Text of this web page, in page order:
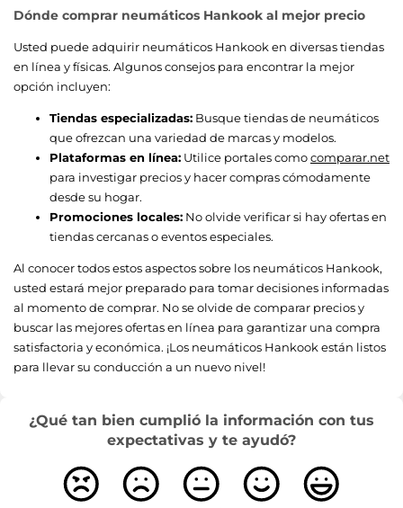
Dónde comprar neumáticos Hankook al mejor precio
Usted puede adquirir neumáticos Hankook en diversas tiendas
en línea y físicas. Algunos consejos para encontrar la mejor
opción incluyen:
Tiendas especializadas: Busque tiendas de neumáticos
que ofrezcan una variedad de marcas y modelos.
Plataformas en línea: Utilice portales comocomparar.net
para investigar precios y hacer compras cómodamente
desde su hogar.
Promociones locales: No olvide verificar si hay ofertas en
tiendas cercanas o eventos especiales.
Al conocer todos estos aspectos sobre los neumáticos Hankook,
usted estará mejor preparado para tomar decisiones informadas
al momento de comprar. No se olvide de comparar precios y
buscar las mejores ofertas en línea para garantizar una compra
satisfactoria y económica. ¡Los neumáticos Hankook están listos
para llevar su conducción a un nuevo nivel!
¿Qué tan bien cumplió la información con tus
expectativas y te ayudó?